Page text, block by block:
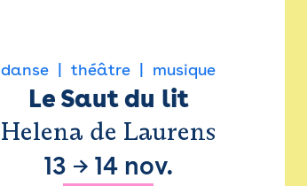
danse théâtre musique
Le Saut du lit
Helena de Laurens
13 → 14 nov.